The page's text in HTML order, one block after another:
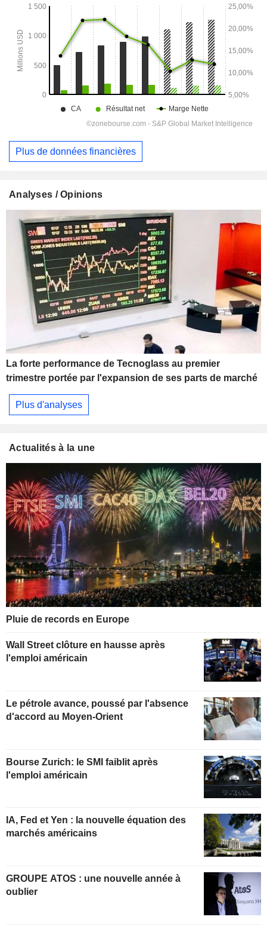
Plus de données financières
Analyses / Opinions
La forte performance de Tecnoglass au premier
trimestre portée par l'expansion de ses parts de marché
Plus d'analyses
Actualités à la une
Pluie de records en Europe
Wall Street clôture en hausse après
l'emploi américain
Le pétrole avance, poussé par l'absence
d'accord au Moyen-Orient
Bourse Zurich: le SMI faiblit après
l'emploi américain
IA, Fed et Yen : la nouvelle équation des
marchés américains
GROUPE ATOS : une nouvelle année à
oublier